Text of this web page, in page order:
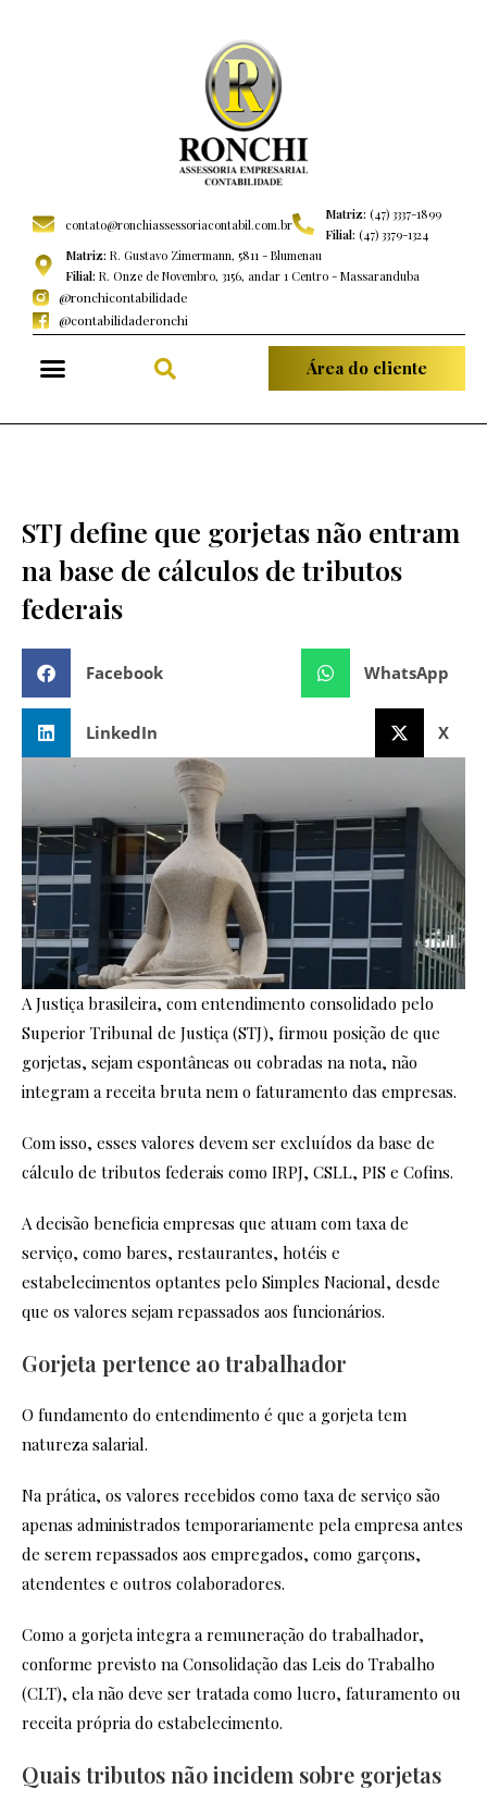
contato@ronchiassessoriacontabil.com.br
Matriz: (47) 3337-1899
Filial: (47) 3379-1324
Matriz: R. Gustavo Zimermann, 5811 - Blumenau
Filial: R. Onze de Novembro, 3156, andar 1 Centro - Massaranduba
@ronchicontabilidade
@contabilidaderonchi
Área do cliente
STJ define que gorjetas não entram
na base de cálculos de tributos
federais
Facebook WhatsApp
LinkedIn X
A Justiça brasileira, com entendimento consolidado pelo
Superior Tribunal de Justiça (STJ), firmou posição de que
gorjetas, sejam espontâneas ou cobradas na nota, não
integram a receita bruta nem o faturamento das empresas.
Com isso, esses valores devem ser excluídos da base de
cálculo de tributos federais como IRPJ, CSLL, PIS e Cofins.
A decisão beneficia empresas que atuam com taxa de
serviço, como bares, restaurantes, hotéis e
estabelecimentos optantes pelo Simples Nacional, desde
que os valores sejam repassados aos funcionários.
Gorjeta pertence ao trabalhador
O fundamento do entendimento é que a gorjeta tem
natureza salarial.
Na prática, os valores recebidos como taxa de serviço são
apenas administrados temporariamente pela empresa antes
de serem repassados aos empregados, como garçons,
atendentes e outros colaboradores.
Como a gorjeta integra a remuneração do trabalhador,
conforme previsto na Consolidação das Leis do Trabalho
(CLT), ela não deve ser tratada como lucro, faturamento ou
receita própria do estabelecimento.
Quais tributos não incidem sobre gorjetas